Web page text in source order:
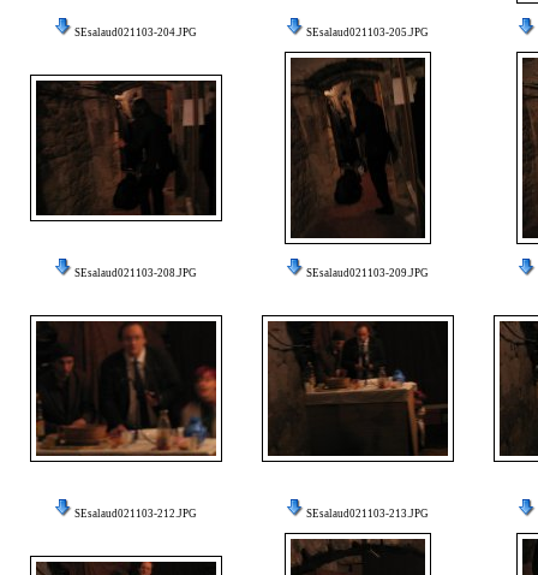
SEsalaud021103-204.JPG SEsalaud021103-205.JPG
SEsalaud021103-208.JPG SEsalaud021103-209.JPG
SEsalaud021103-212.JPG SEsalaud021103-213.JPG